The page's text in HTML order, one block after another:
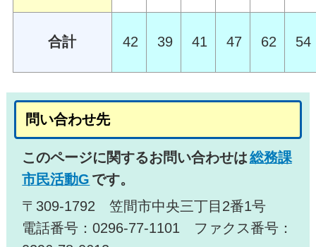
合計 42 39 41 47 62 54
問い合わせ先
このページに関するお問い合わせは総務課
市民活動G です。
〒309-1792 笠間市中央三丁目2番1号
電話番号：0296-77-1101 ファクス番号：